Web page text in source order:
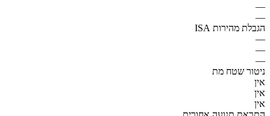
—
—
הגבלת מהירות ISA
—
—
—
ניטור שטח מת
אין
אין
אין